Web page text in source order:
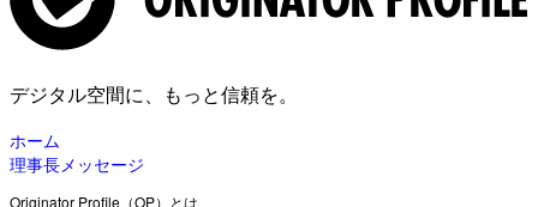
デジタル空間に、もっと信頼を。
ホーム
理事長メッセージ
Originator Profile（OP）とは